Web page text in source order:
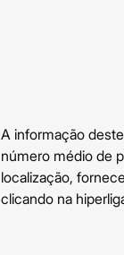
A informação
número médio de
localização,
clicando na